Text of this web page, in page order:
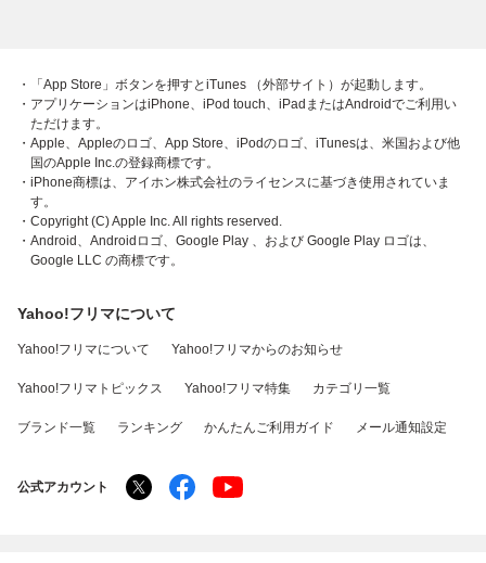
・「App Store」ボタンを押すとiTunes （外部サイト）が起動します。
・アプリケーションはiPhone、iPod touch、iPadまたはAndroidでご利用い
ただけます。
・Apple、Appleのロゴ、App Store、iPodのロゴ、iTunesは、米国および他
国のApple Inc.の登録商標です。
・iPhone商標は、アイホン株式会社のライセンスに基づき使用されていま
す。
・Copyright (C) Apple Inc. All rights reserved.
・Android、Androidロゴ、Google Play 、および Google Play ロゴは、
Google LLC の商標です。
Yahoo!フリマについて
Yahoo!フリマについて Yahoo!フリマからのお知らせ
Yahoo!フリマトピックス Yahoo!フリマ特集 カテゴリ一覧
ブランド一覧 ランキング かんたんご利用ガイド メール通知設定
公式アカウント